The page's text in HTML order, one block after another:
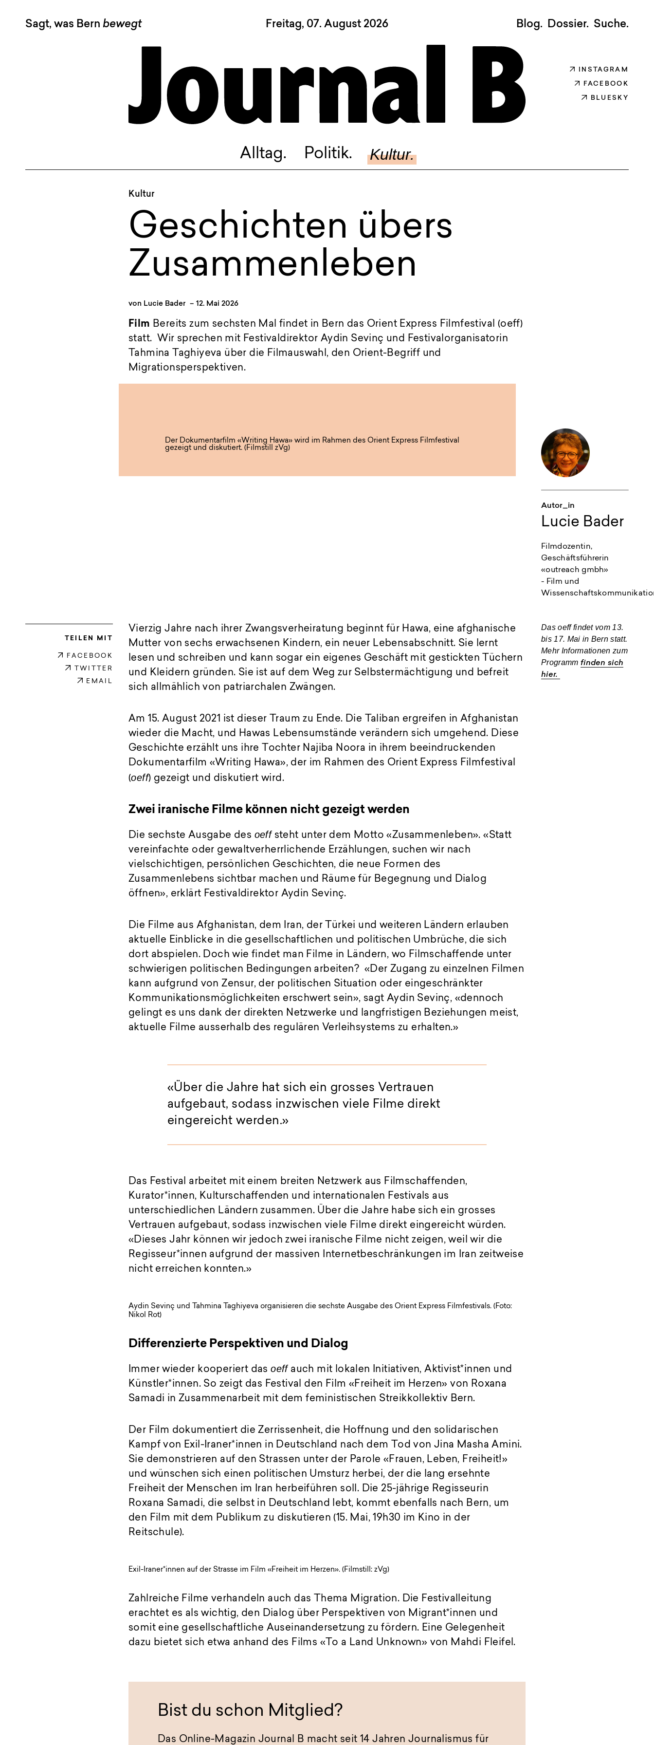
Freitag, 07. August 2026
INSTAGRAM
FACEBOOK
BLUESKY
Alltag. Politik. Kultur.
Sagt, was Bern bewegt Blog. Dossier. Suche.
Blog.
Suche.
Kultur
Geschichten übers
Zusammenleben
von Lucie Bader – 12. Mai 2026
Film Bereits zum sechsten Mal findet in Bern das Orient Express Filmfestival (oeff)
statt. Wir sprechen mit Festivaldirektor Aydin Sevinç und Festivalorganisatorin
Tahmina Taghiyeva über die Filmauswahl, den Orient-Begriff und
Migrationsperspektiven.
Der Dokumentarfilm «Writing Hawa» wird im Rahmen des Orient Express Filmfestival
gezeigt und diskutiert. (Filmstill zVg)
Autor_in
Lucie Bader
Filmdozentin,
Geschäftsführerin
«outreach gmbh»
- Film und
TEILEN MIT
FACEBOOK
TWITTER
EMAIL
Vierzig Jahre nach ihrer Zwangsverheiratung beginnt für Hawa, eine afghanische
Mutter von sechs erwachsenen Kindern, ein neuer Lebensabschnitt. Sie lernt
lesen und schreiben und kann sogar ein eigenes Geschäft mit gestickten Tüchern
und Kleidern gründen. Sie ist auf dem Weg zur Selbstermächtigung und befreit
sich allmählich von patriarchalen Zwängen.
Am 15. August 2021 ist dieser Traum zu Ende. Die Taliban ergreifen in Afghanistan
wieder die Macht, und Hawas Lebensumstände verändern sich umgehend. Diese
Geschichte erzählt uns ihre Tochter Najiba Noora in ihrem beeindruckenden
Dokumentarfilm «Writing Hawa», der im Rahmen des Orient Express Filmfestival
(oeff) gezeigt und diskutiert wird.
Zwei iranische Filme können nicht gezeigt werden
Die sechste Ausgabe des oeffsteht unter dem Motto «Zusammenleben». «Statt
vereinfachte oder gewaltverherrlichende Erzählungen, suchen wir nach
vielschichtigen, persönlichen Geschichten, die neue Formen des
Zusammenlebens sichtbar machen und Räume für Begegnung und Dialog
öffnen», erklärt Festivaldirektor Aydin Sevinç.
Die Filme aus Afghanistan, dem Iran, der Türkei und weiteren Ländern erlauben
aktuelle Einblicke in die gesellschaftlichen und politischen Umbrüche, die sich
dort abspielen. Doch wie findet man Filme in Ländern, wo Filmschaffende unter
schwierigen politischen Bedingungen arbeiten? «Der Zugang zu einzelnen Filmen
kann aufgrund von Zensur, der politischen Situation oder eingeschränkter
Kommunikationsmöglichkeiten erschwert sein», sagt Aydin Sevinç, «dennoch
gelingt es uns dank der direkten Netzwerke und langfristigen Beziehungen meist,
aktuelle Filme ausserhalb des regulären Verleihsystems zu erhalten.»
Über die Jahre hat sich ein grosses Vertrauen
aufgebaut, sodass inzwischen viele Filme direkt
eingereicht werden.
Das Festival arbeitet mit einem breiten Netzwerk aus Filmschaffenden,
Kurator*innen, Kulturschaffenden und internationalen Festivals aus
unterschiedlichen Ländern zusammen. Über die Jahre habe sich ein grosses
Vertrauen aufgebaut, sodass inzwischen viele Filme direkt eingereicht würden.
«Dieses Jahr können wir jedoch zwei iranische Filme nicht zeigen, weil wir die
Regisseur*innen aufgrund der massiven Internetbeschränkungen im Iran zeitweise
nicht erreichen konnten.»
Aydin Sevinç und Tahmina Taghiyeva organisieren die sechste Ausgabe des Orient Express Filmfestivals. (Foto:
Nikol Rot)
Differenzierte Perspektiven und Dialog
Immer wieder kooperiert dasoeffauch mit lokalen Initiativen, Aktivist*innen und
Künstler*innen. So zeigt das Festival den Film «Freiheit im Herzen» von Roxana
Samadi in Zusammenarbeit mit dem feministischen Streikkollektiv Bern.
Der Film dokumentiert die Zerrissenheit, die Hoffnung und den solidarischen
Kampf von Exil-Iraner*innen in Deutschland nach dem Tod von Jina Masha Amini.
Sie demonstrieren auf den Strassen unter der Parole «Frauen, Leben, Freiheit!»
und wünschen sich einen politischen Umsturz herbei, der die lang ersehnte
Freiheit der Menschen im Iran herbeiführen soll. Die 25-jährige Regisseurin
Roxana Samadi, die selbst in Deutschland lebt, kommt ebenfalls nach Bern, um
den Film mit dem Publikum zu diskutieren (15. Mai, 19h30 im Kino in der
Reitschule).
Exil-Iraner*innen auf der Strasse im Film «Freiheit im Herzen». (Filmstill: zVg)
Zahlreiche Filme verhandeln auch das Thema Migration. Die Festivalleitung
erachtet es als wichtig, den Dialog über Perspektiven von Migrant*innen und
somit eine gesellschaftliche Auseinandersetzung zu fördern. Eine Gelegenheit
dazu bietet sich etwa anhand des Films «To a Land Unknown» von Mahdi Fleifel.
Bist du schon Mitglied?
Das Online-Magazin Journal B macht seit 14 Jahren Journalismus für
Dasoefffindet vom 13.
bis 17. Mai in Bern statt.
Mehr Informationen zum
Programm finden sich
hier.